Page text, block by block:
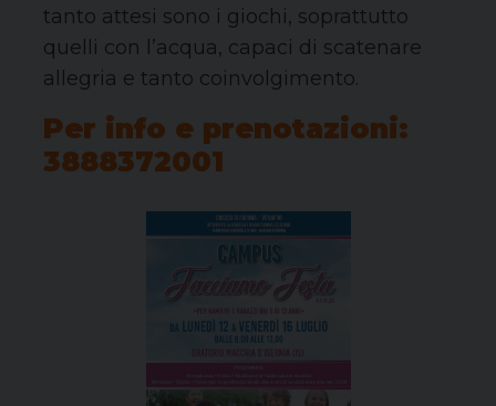
tanto attesi sono i giochi, soprattutto
quelli con l’acqua, capaci di scatenare
allegria e tanto coinvolgimento.
Per info e prenotazioni:
3888372001